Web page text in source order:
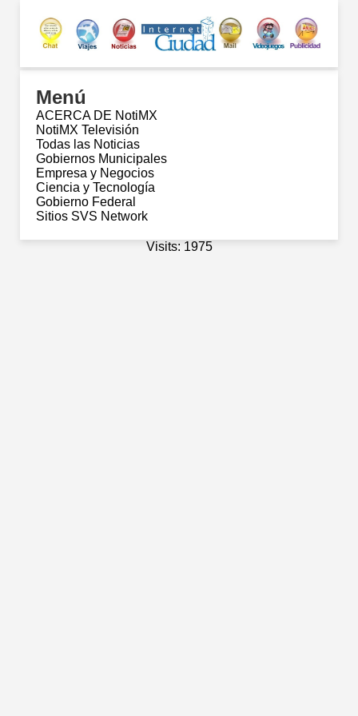
Menú
ACERCA DE NotiMX
NotiMX Televisión
Todas las Noticias
Gobiernos Municipales
Empresa y Negocios
Ciencia y Tecnología
Gobierno Federal
Sitios SVS Network
Visits: 1975